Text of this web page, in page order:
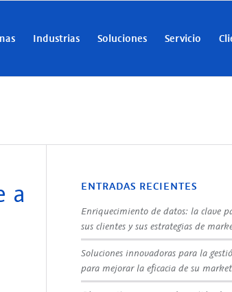
Industrias Soluciones Servicio
a
ENTRADAS RECIENTES
Enriquecimiento de datos: la clave
sus clientes y sus estrategias de
Soluciones innovadoras para la
para mejorar la eficacia de su